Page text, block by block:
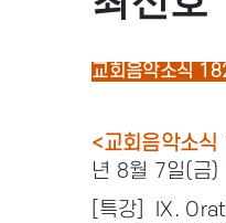
교회음악소식
<교회음악소
년 8월 7일(금)
[특강] IX.